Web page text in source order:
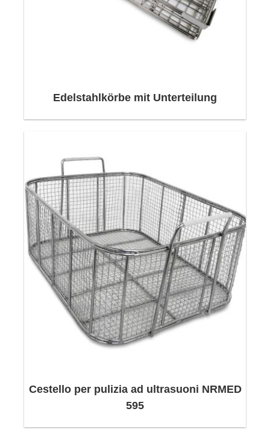
Edelstahlkörbe mit Unterteilung
Cestello per pulizia ad ultrasuoni NRMED
595